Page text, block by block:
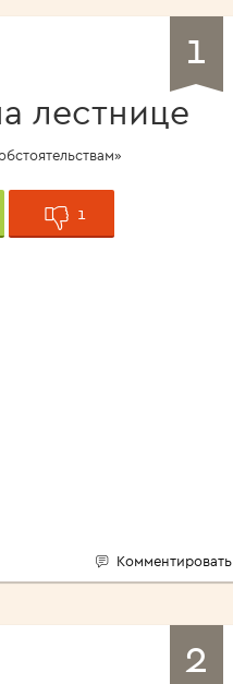
1
лестнице
1
Комментировать
2